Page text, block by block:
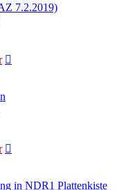
7.2.2019)
in NDR1 Plattenkiste